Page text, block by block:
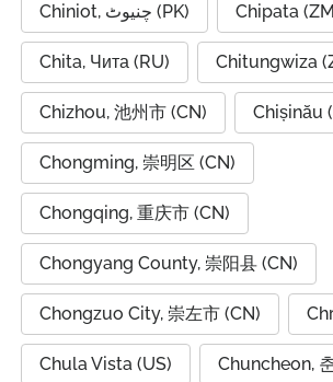
Chiniot, چنیوٹ (PK) Chipata
Chita, Чита (RU) Chitungwiza
Chizhou, 池州市 (CN) Chișinău
Chongming, 崇明区 (CN)
Chongqing, 重庆市 (CN)
Chongyang County, 崇阳县 (CN)
Chongzuo City, 崇左市 (CN)
Chula Vista (US) Chuncheon,